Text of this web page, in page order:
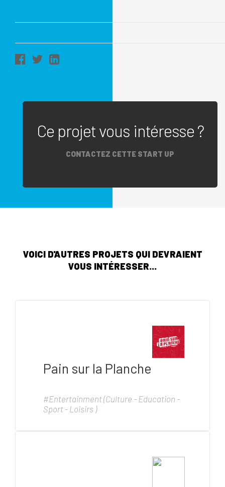
Ce projet vous intéresse ?
CONTACTEZ CETTE START UP
VOICI D'AUTRES PROJETS QUI DEVRAIENT
VOUS INTÉRESSER...
Pain sur la Planche
#Entertainment (Culture - Education -
Sport - Loisirs )